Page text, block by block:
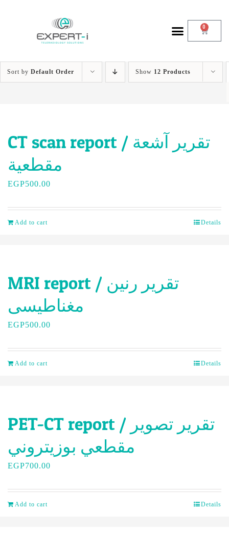
0
Sort by Default Order Show 12 Products
CT scan report / تقرير آشعة
مقطعية
EGP500.00
Add to cart Details
MRI report / تقرير رنين
مغناطيسى
EGP500.00
Add to cart Details
PET-CT report / تقرير تصوير
مقطعي بوزيتروني
EGP700.00
Add to cart Details